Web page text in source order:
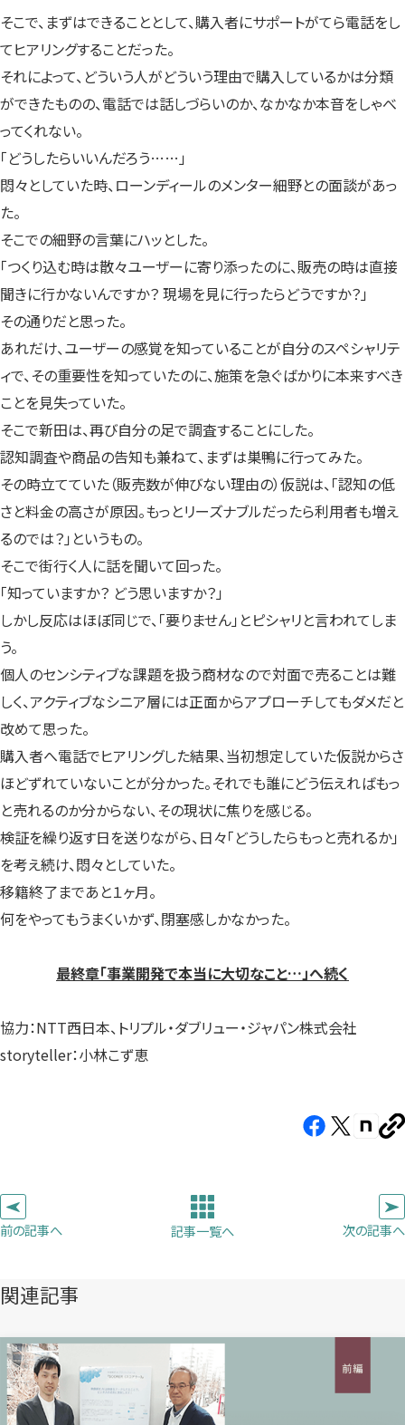
そこで、まずはできることとして、購入者にサポートがてら電話をし
てヒアリングすることだった。
それによって、どういう人がどういう理由で購入しているかは分類
ができたものの、電話では話しづらいのか、なかなか本音をしゃべ
ってくれない。
「どうしたらいいんだろう……」
悶々としていた時、ローンディールのメンター細野との面談があっ
た。
そこでの細野の言葉にハッとした。
「つくり込む時は散々ユーザーに寄り添ったのに、販売の時は直接
聞きに行かないんですか？ 現場を見に行ったらどうですか？」
その通りだと思った。
あれだけ、ユーザーの感覚を知っていることが自分のスペシャリテ
ィで、その重要性を知っていたのに、施策を急ぐばかりに本来すべき
ことを見失っていた。
そこで新田は、再び自分の足で調査することにした。
認知調査や商品の告知も兼ねて、まずは巣鴨に行ってみた。
その時立てていた（販売数が伸びない理由の）仮説は、「認知の低
さと料金の高さが原因。もっとリーズナブルだったら利用者も増え
るのでは？」というもの。
そこで街行く人に話を聞いて回った。
「知っていますか？ どう思いますか？」
しかし反応はほぼ同じで、「要りません」とピシャリと言われてしま
う。
個人のセンシティブな課題を扱う商材なので対面で売ることは難
しく、アクティブなシニア層には正面からアプローチしてもダメだと
改めて思った。
購入者へ電話でヒアリングした結果、当初想定していた仮説からさ
ほどずれていないことが分かった。それでも誰にどう伝えればもっ
と売れるのか分からない、その現状に焦りを感じる。
検証を繰り返す日を送りながら、日々「どうしたらもっと売れるか」
を考え続け、悶々としていた。
移籍終了まであと１ヶ月。
何をやってもうまくいかず、閉塞感しかなかった。
最終章「事業開発で本当に大切なこと…」へ続く
協力：NTT西日本、トリプル・ダブリュー・ジャパン株式会社
storyteller：小林こず恵
Facebook（新
す）
X（新
す）
note（新
で
す）
ー
前の記事へ 記事一覧へ 次の記事へ
関連記事